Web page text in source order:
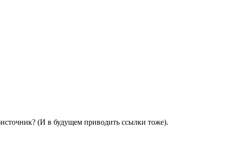
(И в будущем приводить ссылки тоже).